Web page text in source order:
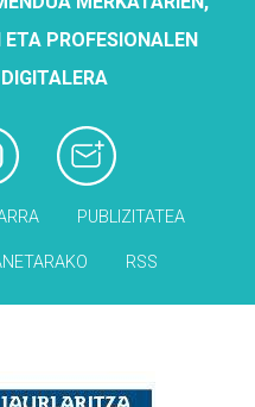
PROFESIONALEN
PUBLIZITATEA
RSS